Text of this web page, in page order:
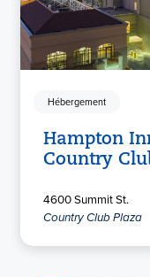
Hébergement
Hampton
Country
4600 Summit St.
Country Club Plaza